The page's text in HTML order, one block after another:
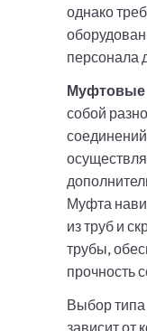
однако
персонала
Муфтовые
собой
Муфта
из труб и
трубы,
прочность
Выбор типа